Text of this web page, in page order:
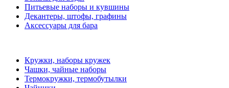
Питьевые наборы и кувшины
Декантеры, штофы, графины
Аксессуары для бара
Кружки, наборы кружек
Чашки, чайные наборы
Термокружки, термобутылки